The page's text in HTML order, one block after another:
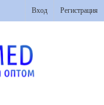
Вход Регистрация